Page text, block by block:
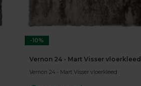
-10%
Vernon 24 - Mart Visser vloerkleed
Vernon 24 - Mart Visser vloerkleed